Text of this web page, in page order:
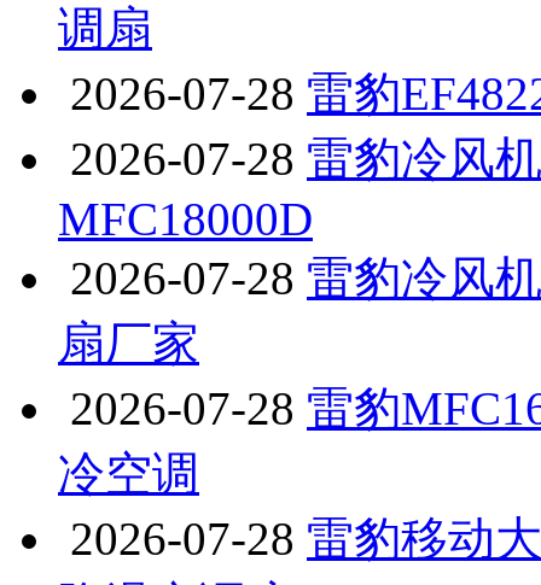
调扇
2026-07-28 雷豹
2026-07-28 雷豹冷风
MFC18000D
2026-07-28 雷豹冷风
扇厂家
2026-07-28 雷豹
冷空调
2026-07-28 雷豹移动